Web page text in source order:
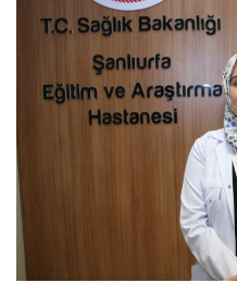
Tekno Bilim
Ekonomi
Galeriler
Siyaset
Künye